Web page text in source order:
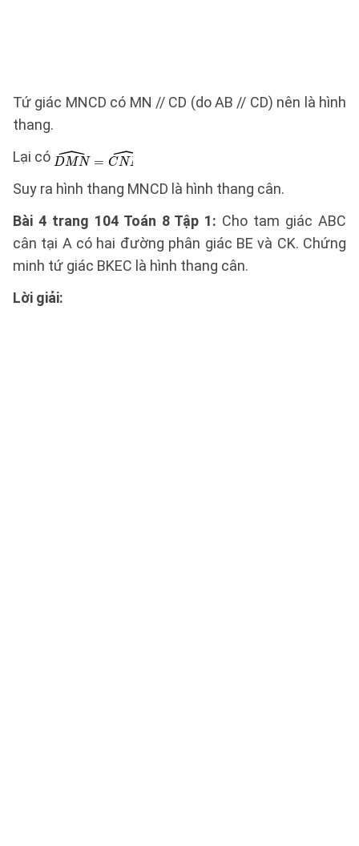
Tứ giác MNCD có MN // CD (do AB // CD) nên là hình
thang.
Lại có
Suy ra hình thang MNCD là hình thang cân.
Bài 4 trang 104 Toán 8 Tập 1: Cho tam giác ABC
cân tại A có hai đường phân giác BE và CK. Chứng
minh tứ giác BKEC là hình thang cân.
Lời giải: